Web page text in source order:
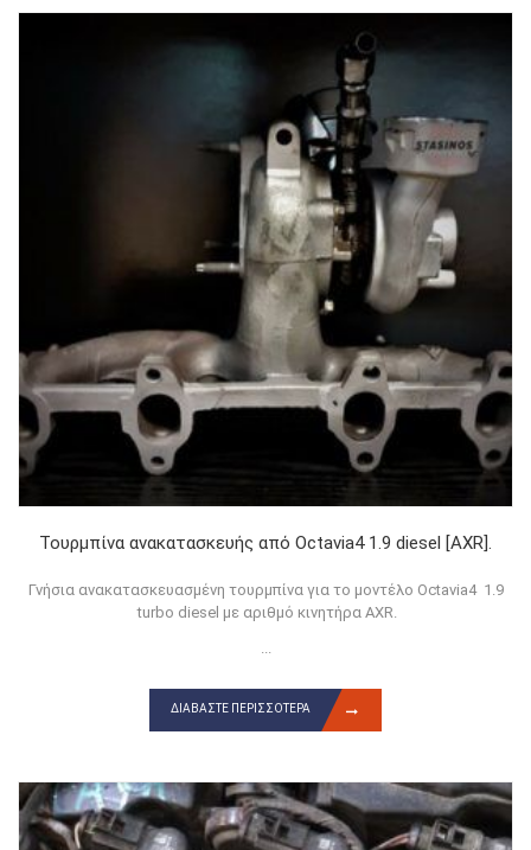
Τουρμπίνα ανακατασκευής από Octavia4 1.9 diesel [AXR].
Γνήσια ανακατασκευασμένη τουρμπίνα για το μοντέλο Octavia4 1.9
turbo diesel με αριθμό κινητήρα AXR.
ΔΙΑΒΆΣΤΕ ΠΕΡΙΣΣΌΤΕΡΑ